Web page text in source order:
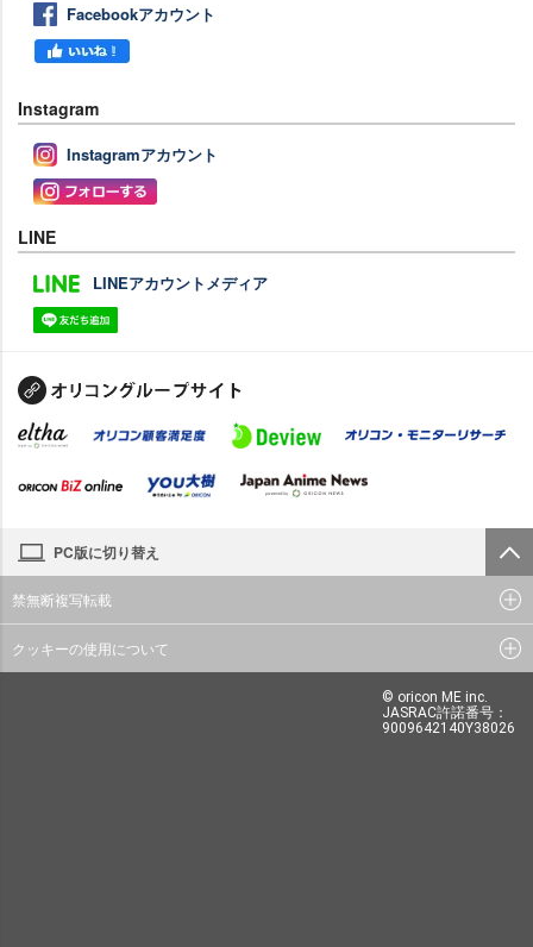
Facebookアカウント
Instagram
Instagramアカウント
LINE
LINEアカウントメディア
PC版に切り替え
禁無断複写転載
クッキーの使用について
© oricon ME inc.
JASRAC許諾番号：
9009642140Y38026